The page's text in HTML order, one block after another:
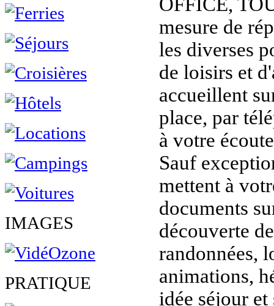
IMAGES
PRATIQUE
mesure de
les diverses
de loisirs et
accueillent
place, par
à votre
Sauf
mettent à
documents
découverte
randonnées,
animations,
idée séjour et